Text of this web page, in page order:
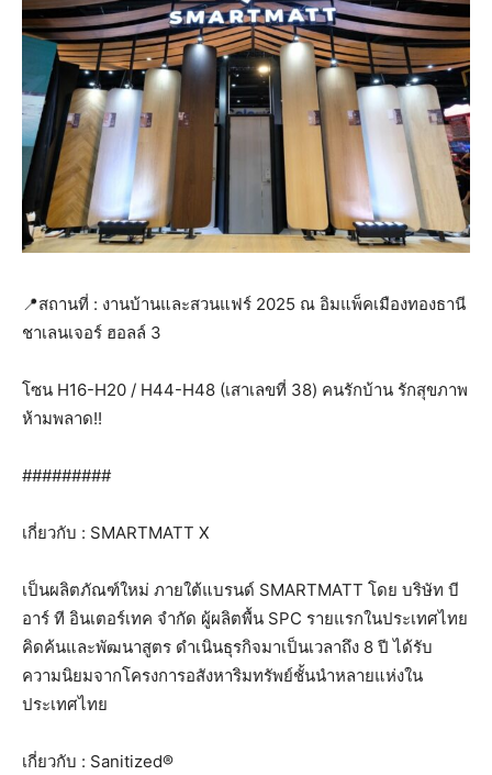
📍สถานที่ : งานบ้านและสวนแฟร์ 2025 ณ อิมแพ็คเมืองทองธานี
ชาเลนเจอร์ ฮอลล์ 3
โซน H16-H20 / H44-H48 (เสาเลขที่ 38) คนรักบ้าน รักสุขภาพ
ห้ามพลาด!!
#########
เกี่ยวกับ : SMARTMATT X
เป็นผลิตภัณฑ์ใหม่ ภายใต้แบรนด์ SMARTMATT โดย บริษัท บี
อาร์ ที อินเตอร์เทค จำกัด ผู้ผลิตพื้น SPC รายแรกในประเทศไทย
คิดค้นและพัฒนาสูตร ดำเนินธุรกิจมาเป็นเวลาถึง 8 ปี ได้รับ
ความนิยมจากโครงการอสังหาริมทรัพย์ชั้นนำหลายแห่งใน
ประเทศไทย
เกี่ยวกับ : Sanitized®